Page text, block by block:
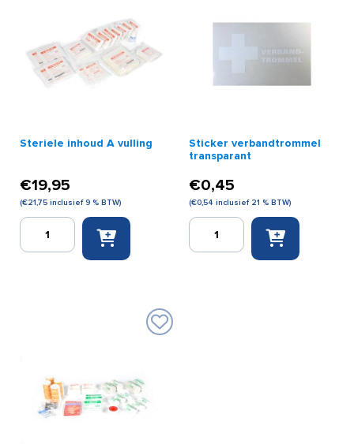
Steriele inhoud A vulling
€19,95
(€21,75 inclusief 9 % BTW)
Steriele
inhoud
Sticker verbandtrommel
transparant
€0,45
(€0,54 inclusief 21 % BTW)
Sticker
verbandtrommel